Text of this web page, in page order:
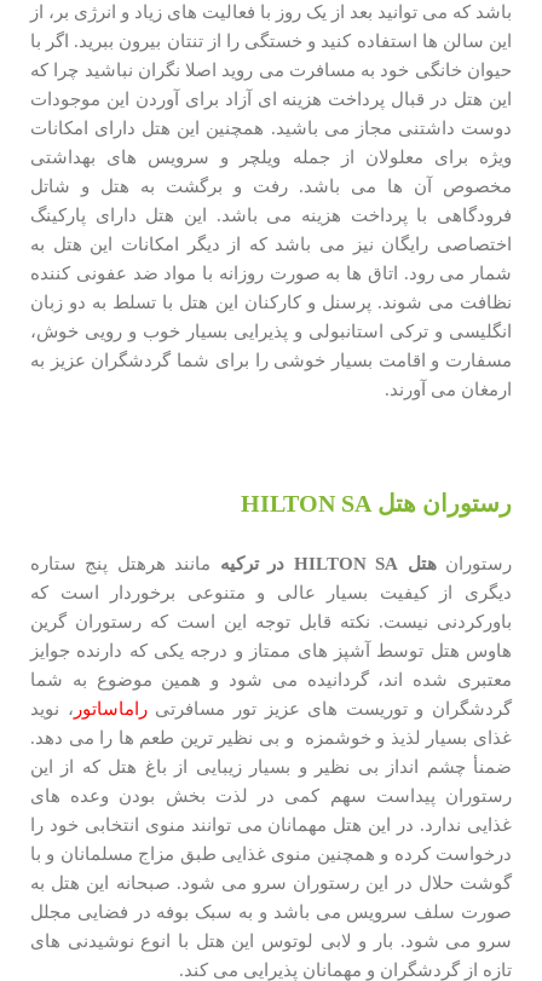
باشد که می توانید بعد از یک روز با فعالیت های زیاد و انرژی بر، از
این سالن ها استفاده کنید و خستگی را از تنتان بیرون ببرید. اگر با
حیوان خانگی خود به مسافرت می روید اصلا نگران نباشید چرا که
این هتل در قبال پرداخت هزینه ای آزاد برای آوردن این موجودات
دوست داشتنی مجاز می باشید. همچنین این هتل دارای امکانات
ویژه برای معلولان از جمله ویلچر و سرویس های بهداشتی
مخصوص آن ها می باشد. رفت و برگشت به هتل و شاتل
فرودگاهی با پرداخت هزینه می باشد. این هتل دارای پارکینگ
اختصاصی رایگان نیز می باشد که از دیگر امکانات این هتل به
شمار می رود. اتاق ها به صورت روزانه با مواد ضد عفونی کننده
نظافت می شوند. پرسنل و کارکنان این هتل با تسلط به دو زبان
انگلیسی و ترکی استانبولی و پذیرایی بسیار خوب و رویی خوش،
مسفارت و اقامت بسیار خوشی را برای شما گردشگران عزیز به
ارمغان می آورند.
رستوران هتل HILTON SA
رستورانهتل HILTON SA در ترکیه مانند هرهتل پنج ستاره
دیگری از کیفیت بسیار عالی و متنوعی برخوردار است که
باورکردنی نیست. نکته قابل توجه این است که رستوران گرین
هاوس هتل توسط آشپز های ممتاز و درجه یکی که دارنده جوایز
معتبری شده اند، گردانیده می شود و همین موضوع به شما
گردشگران و توریست های عزیز تور مسافرتیراماساتور ، نوید
غذای بسیار لذیذ و خوشمزه و بی نظیر ترین طعم ها را می دهد.
ضمنأ چشم انداز بی نظیر و بسیار زیبایی از باغ هتل که از این
رستوران پیداست سهم کمی در لذت بخش بودن وعده های
غذایی ندارد. در این هتل مهمانان می توانند منوی انتخابی خود را
درخواست کرده و همچنین منوی غذایی طبق مزاج مسلمانان و با
گوشت حلال در این رستوران سرو می شود. صبحانه این هتل به
صورت سلف سرویس می باشد و به سبک بوفه در فضایی مجلل
سرو می شود. بار و لابی لوتوس این هتل با انوع نوشیدنی های
تازه از گردشگران و مهمانان پذیرایی می کند.